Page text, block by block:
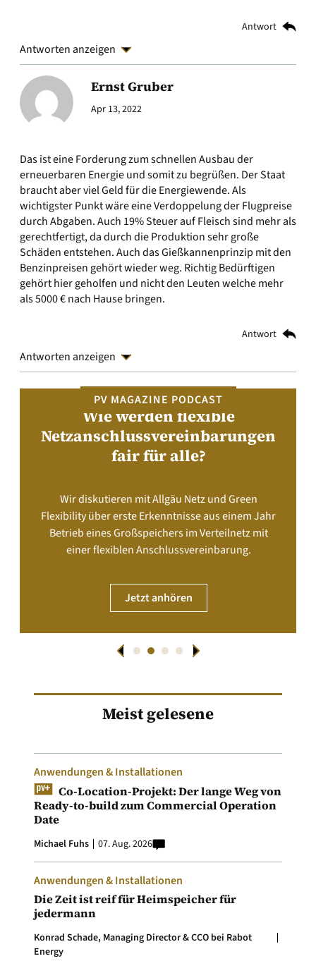
Antwort
Antworten anzeigen
Ernst Gruber
Apr 13, 2022
Das ist eine Forderung zum schnellen Ausbau der
erneuerbaren Energie und somit zu begrüßen. Der Staat
braucht aber viel Geld für die Energiewende. Als
wichtigster Punkt wäre eine Verdoppelung der Flugpreise
durch Abgaben. Auch 19% Steuer auf Fleisch sind mehr als
gerechtfertigt, da durch die Produktion sehr große
Schäden entstehen. Auch das Gießkannenprinzip mit den
Benzinpreisen gehört wieder weg. Richtig Bedürftigen
gehört hier geholfen und nicht den Leuten welche mehr
als 5000 € nach Hause bringen.
Antwort
Antworten anzeigen
PV MAGAZINE PODCAST
Wie werden flexible
Netzanschlussvereinbarungen
fair für alle?
Wir diskutieren mit Allgäu Netz und Green
Flexibility über erste Erkenntnisse aus einem Jahr
Betrieb eines Großspeichers im Verteilnetz mit
einer flexiblen Anschlussvereinbarung.
Jetzt anhören
Meist gelesene
Anwendungen & Installationen
Co-Location-Projekt: Der lange Weg von
Ready-to-build zum Commercial Operation
Date
Michael Fuhs 07. Aug. 2026
Anwendungen & Installationen
Die Zeit ist reif für Heimspeicher für
jedermann
Konrad Schade, Managing Director & CCO bei Rabot
Energy